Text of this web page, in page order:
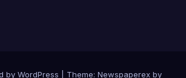
by WordPress Theme: Newspaperex by